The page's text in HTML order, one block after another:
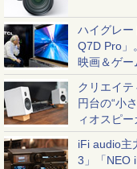
ハイグレー
Q7D Pro」
映画＆ゲー
クリエイ
円台の“小
ィオスピー
iFi audio主
3」「NEO